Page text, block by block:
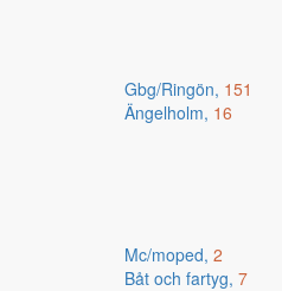
Gbg/Ringön, 151
Ängelholm, 16
Mc/moped, 2
Båt och fartyg, 7